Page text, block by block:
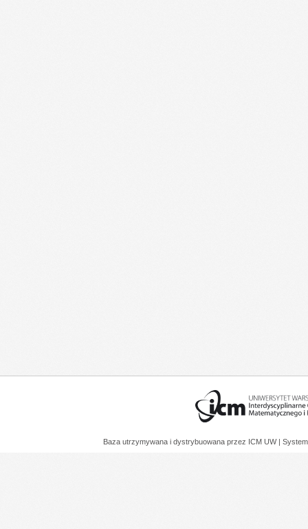
Baza utrzymywana i dystrybuowana przez ICM UW |